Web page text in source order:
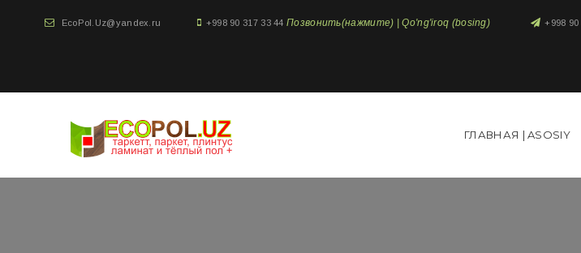
EcoPol.Uz@yandex.ru +998 90 317 33 44 Позвонить(нажмите) | Qo'ng'iroq (bosing) +998 90
ГЛАВНАЯ | ASOSIY